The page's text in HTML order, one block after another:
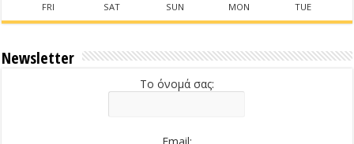
FRI SAT SUN MON TUE
Newsletter
Το όνομά σας: